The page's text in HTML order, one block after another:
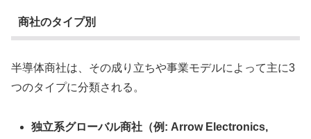
商社のタイプ別
半導体商社は、その成り立ちや事業モデルによって主に3
つのタイプに分類される。
独立系グローバル商社（例: Arrow Electronics,